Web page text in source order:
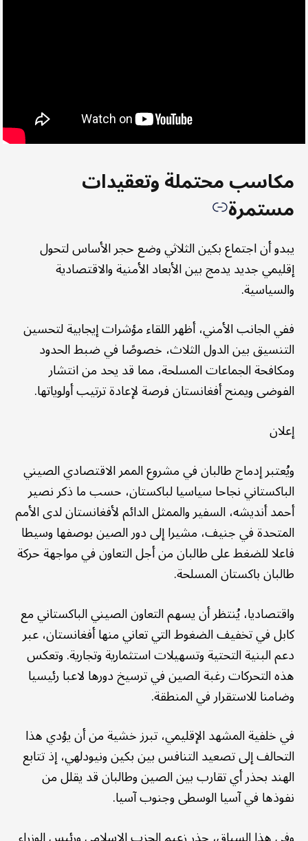
مكاسب محتملة وتعقيدات
مستمرة
يبدو أن اجتماع بكين الثلاثي وضع حجر الأساس لتحول
إقليمي جديد يدمج بين الأبعاد الأمنية والاقتصادية
والسياسية.
ففي الجانب الأمني، أظهر اللقاء مؤشرات إيجابية لتحسين
التنسيق بين الدول الثلاث، خصوصًا في ضبط الحدود
ومكافحة الجماعات المسلحة، مما قد يحد من انتشار
الفوضى ويمنح أفغانستان فرصة لإعادة ترتيب أولوياتها.
إعلان
ويُعتبر إدماج طالبان في مشروع الممر الاقتصادي الصيني
الباكستاني نجاحا سياسيا لباكستان، حسب ما ذكر نصير
أحمد أنديشه، السفير والممثل الدائم لأفغانستان لدى الأمم
المتحدة في جنيف، مشيرا إلى دور الصين بوصفها وسيطا
فاعلا للضغط على طالبان من أجل التعاون في مواجهة حركة
طالبان باكستان المسلحة.
واقتصاديا، يُنتظر أن يسهم التعاون الصيني الباكستاني مع
كابل في تخفيف الضغوط التي تعاني منها أفغانستان، عبر
دعم البنية التحتية وتسهيلات استثمارية وتجارية. وتعكس
هذه التحركات رغبة الصين في ترسيخ دورها لاعبا رئيسيا
وضامنا للاستقرار في المنطقة.
في خلفية المشهد الإقليمي، تبرز خشية من أن يؤدي هذا
التحالف إلى تصعيد التنافس بين بكين ونيودلهي، إذ تتابع
الهند بحذر أي تقارب بين الصين وطالبان قد يقلل من
نفوذها في آسيا الوسطى وجنوب آسيا.